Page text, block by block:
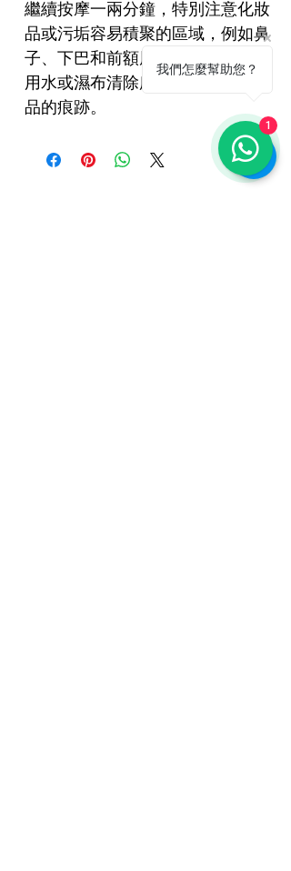
繼續按摩一兩分鐘，特別注意化妝
品或污垢容易積聚的區域，例如鼻
子、下巴和前額周圍。
用水或濕布清除所有清潔劑和化妝
品的痕跡。
我們怎麼幫助您？
1